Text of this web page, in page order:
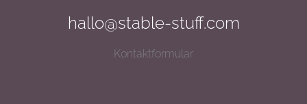
hallo@stable-stuff.com
Kontaktformular